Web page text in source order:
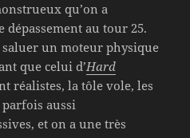
qu’on a
au tour 25.
saluer un moteur physique
que celui d’Hard
réalistes, la tôle vole, les
aussi
et on a une très